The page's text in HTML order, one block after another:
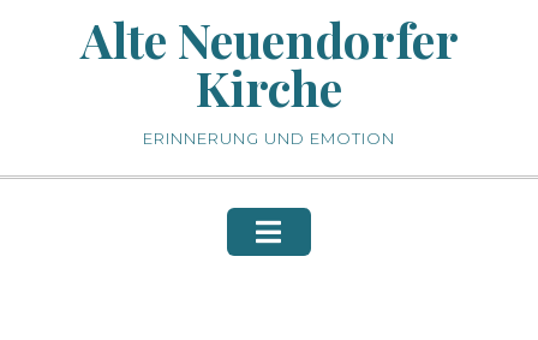
Alte Neuendorfer
Kirche
ERINNERUNG UND EMOTION